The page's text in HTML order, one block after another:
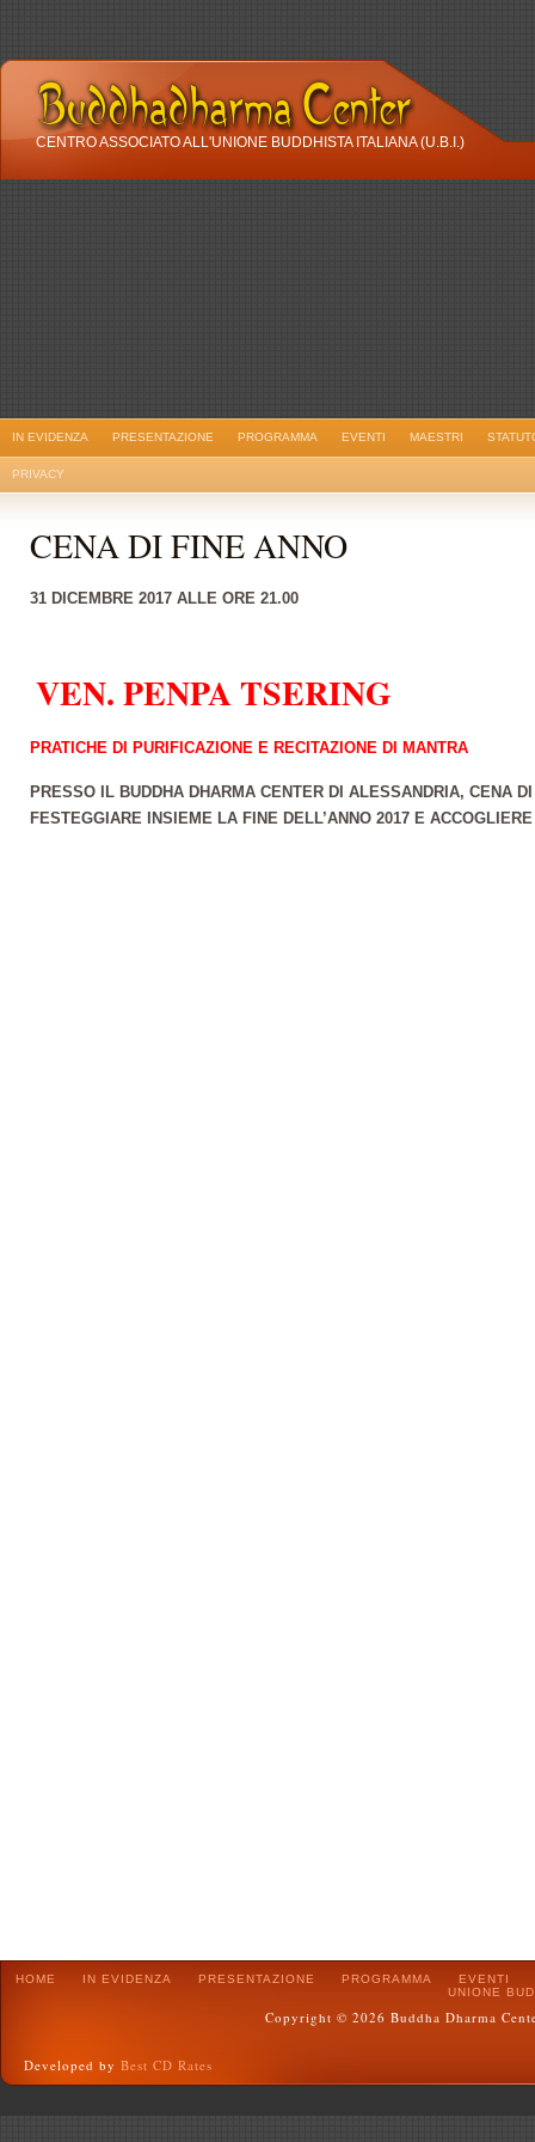
CENTRO ASSOCIATO ALL'UNIONE BUDDHISTA ITALIANA (U.B.I.)
IN EVIDENZA PRESENTAZIONE PROGRAMMA EVENTI MAESTRI
PRIVACY
CENA DI FINE ANNO
31 DICEMBRE 2017 ALLE ORE 21.00
VEN. PENPA TSERING
PRATICHE DI PURIFICAZIONE E RECITAZIONE DI MANTRA
PRESSO IL BUDDHA DHARMA CENTER DI ALESSANDRIA, CENA
FESTEGGIARE INSIEME LA FINE DELL’ANNO 2017 E
HOME IN EVIDENZA PRESENTAZIONE PROGRAMMA
EVENTI
UNIONE
Copyright © 2026 Buddha Dharma
Developed by Best CD Rates